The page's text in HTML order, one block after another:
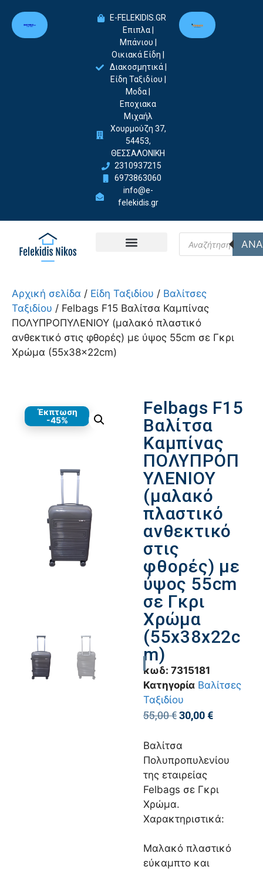
E-FELEKIDIS.GR
Επιπλα |
Μπάνιου |
Οικιακά Είδη |
Διακοσμητικά |
Είδη Ταξιδίου |
Μοδα |
Εποχιακα
Μιχαήλ
Χουρμούζη 37,
54453,
ΘΕΣΣΑΛΟΝΙΚΗ
2310937215
6973863060
info@e-
felekidis.gr
Αρχική σελίδα / Είδη Ταξιδίου / Βαλίτσες
Ταξιδίου / Felbags F15 Βαλίτσα Καμπίνας
ΠΟΛΥΠΡΟΠΥΛΕΝΙΟΥ (μαλακό πλαστικό
ανθεκτικό στις φθορές) με ύψος 55cm σε Γκρι
Χρώμα (55x38x22cm)
Έκπτωση
-45%
Felbags F15
Βαλίτσα
Καμπίνας
ΠΟΛΥΠΡΟΠ
ΥΛΕΝΙΟΥ
(μαλακό
πλαστικό
ανθεκτικό
στις
φθορές) με
ύψος 55cm
σε Γκρι
Χρώμα
(55x38x22c
m)
κωδ: 7315181
Κατηγορία Βαλίτσες
Ταξιδίου
55,00€30,00 €
Βαλίτσα
Πολυπροπυλενίου
της εταιρείας
Felbags σε Γκρι
Χρώμα.
Χαρακτηριστικά:
Μαλακό πλαστικό
εύκαμπτο και